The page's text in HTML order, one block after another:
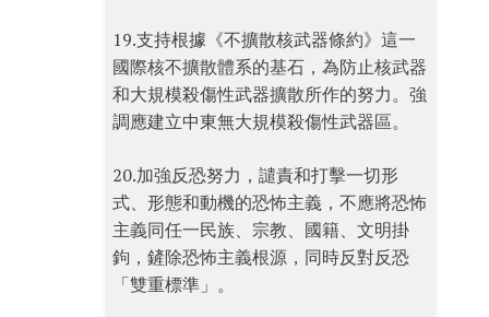
19.支持根據《不擴散核武器條約》這一
國際核不擴散體系的基石，為防止核武器
和大規模殺傷性武器擴散所作的努力。強
調應建立中東無大規模殺傷性武器區。
20.加強反恐努力，譴責和打擊一切形
式、形態和動機的恐怖主義，不應將恐怖
主義同任一民族、宗教、國籍、文明掛
鉤，鏟除恐怖主義根源，同時反對反恐
「雙重標準」。